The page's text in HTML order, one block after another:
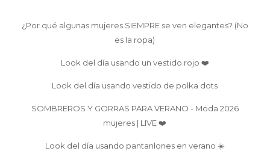
¿Por qué algunas mujeres SIEMPRE se ven elegantes? (No
es la ropa)
Look del día usando un vestido rojo ❤️
Look del día usando vestido de polka dots
SOMBREROS Y GORRAS PARA VERANO - Moda 2026
mujeres | LIVE ❤️
Look del día usando pantanlones en verano ☀️